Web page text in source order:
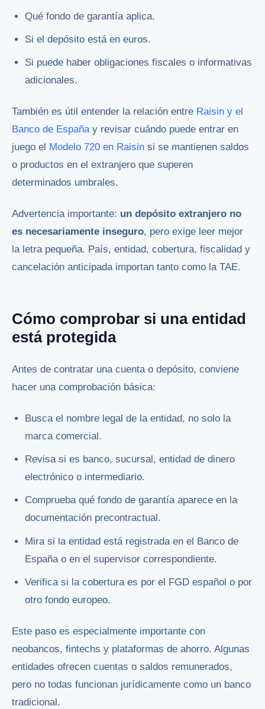
Qué fondo de garantía aplica.
Si el depósito está en euros.
Si puede haber obligaciones fiscales o informativas
adicionales.
También es útil entender la relación entre Raisin y el
Banco de Españay revisar cuándo puede entrar en
juego el Modelo 720 en Raisin si se mantienen saldos
o productos en el extranjero que superen
determinados umbrales.
Advertencia importante: un depósito extranjero no
es necesariamente inseguro, pero exige leer mejor
la letra pequeña. País, entidad, cobertura, fiscalidad y
cancelación anticipada importan tanto como la TAE.
Cómo comprobar si una entidad
está protegida
Antes de contratar una cuenta o depósito, conviene
hacer una comprobación básica:
Busca el nombre legal de la entidad, no solo la
marca comercial.
Revisa si es banco, sucursal, entidad de dinero
electrónico o intermediario.
Comprueba qué fondo de garantía aparece en la
documentación precontractual.
Mira si la entidad está registrada en el Banco de
España o en el supervisor correspondiente.
Verifica si la cobertura es por el FGD español o por
otro fondo europeo.
Este paso es especialmente importante con
neobancos, fintechs y plataformas de ahorro. Algunas
entidades ofrecen cuentas o saldos remunerados,
pero no todas funcionan jurídicamente como un banco
tradicional.